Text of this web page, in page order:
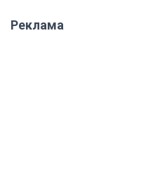
Реклама